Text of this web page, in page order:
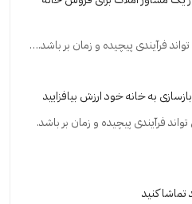
فرآیندی پیچیده و زمان بر باشد.…
به خانه خود ارزش بیافزایید
فرآیندی پیچیده و زمان بر باشد.
تماشا کنید